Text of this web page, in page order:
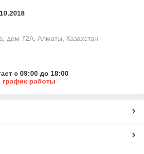
дом 72А, Алматы, Казахстан
с 09:00 до 18:00
график работы